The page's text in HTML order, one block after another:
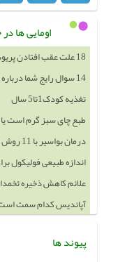
اومایی ها
18 علت عقب افتادن پریود و درد زیر شکم
14 سوال رایج شما درباره اسپرم
تغذیه کودک1تا5 سال
طبع چای سبز گرم است
درمان بواسیر با 11 روش خانگی و 15 روش طب سنتی
اندازه طبیعی فولیکول
علائم کاهش ذخیره
آپاندیس کدام سمت
پیوند ها